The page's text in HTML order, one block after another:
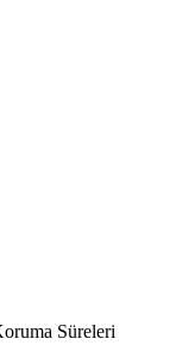
Süreleri